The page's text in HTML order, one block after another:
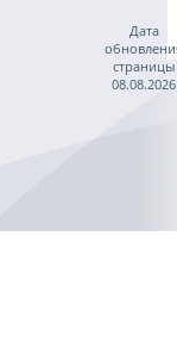
Дата
страницы
08.08.2026